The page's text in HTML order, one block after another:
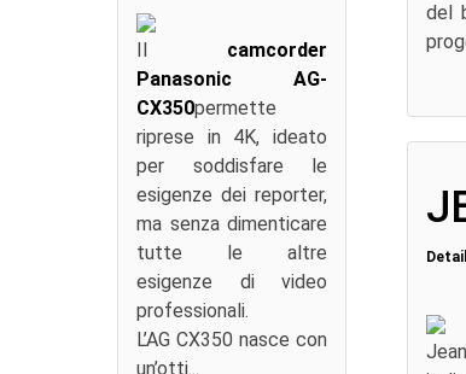
camcorder
Panasonic AG-
CX350permette
riprese in 4K, ideato
per soddisfare le
esigenze dei reporter,
ma senza dimenticare
tutte le altre
esigenze di video
professionali.
L’AG CX350 nasce con
un’otti...
del